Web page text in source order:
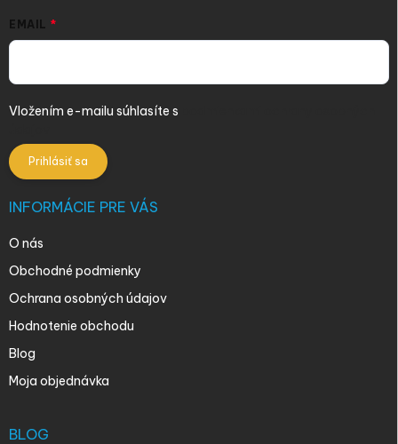
EMAIL
Vložením e-mailu súhlasíte s
Prihlásiť sa
INFORMÁCIE PRE VÁS
O nás
Obchodné podmienky
Ochrana osobných údajov
Hodnotenie obchodu
Blog
Moja objednávka
BLOG